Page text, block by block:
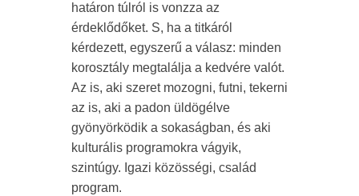
határon túlról is vonzza az
érdeklődőket. S, ha a titkáról
kérdezett, egyszerű a válasz: minden
korosztály megtalálja a kedvére valót.
Az is, aki szeret mozogni, futni, tekerni
az is, aki a padon üldögélve
gyönyörködik a sokaságban, és aki
kulturális programokra vágyik,
szintúgy. Igazi közösségi, család
program.